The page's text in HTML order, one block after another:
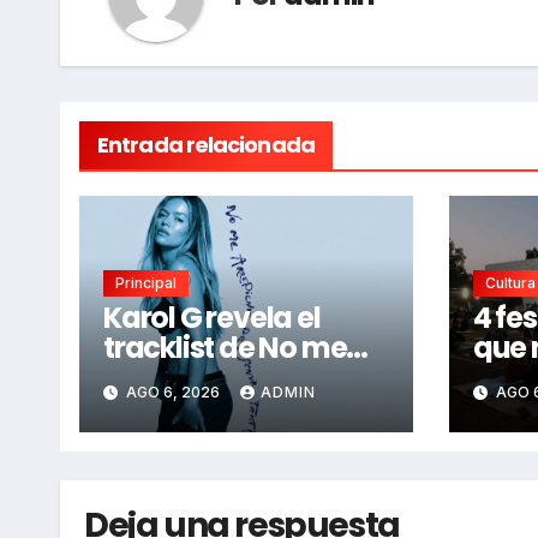
Entrada relacionada
Principal
Karol G revela el
tracklist de No me
arrepiento de sentir
tanto: Drake, Bruno
Mars y más estrellas
AGO 6, 2026 ADMIN
Cultura
4
que
2026
AGO
Deja una respuesta